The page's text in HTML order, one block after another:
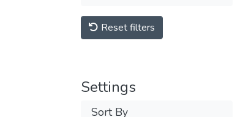
Reset filters
Settings
Sort By